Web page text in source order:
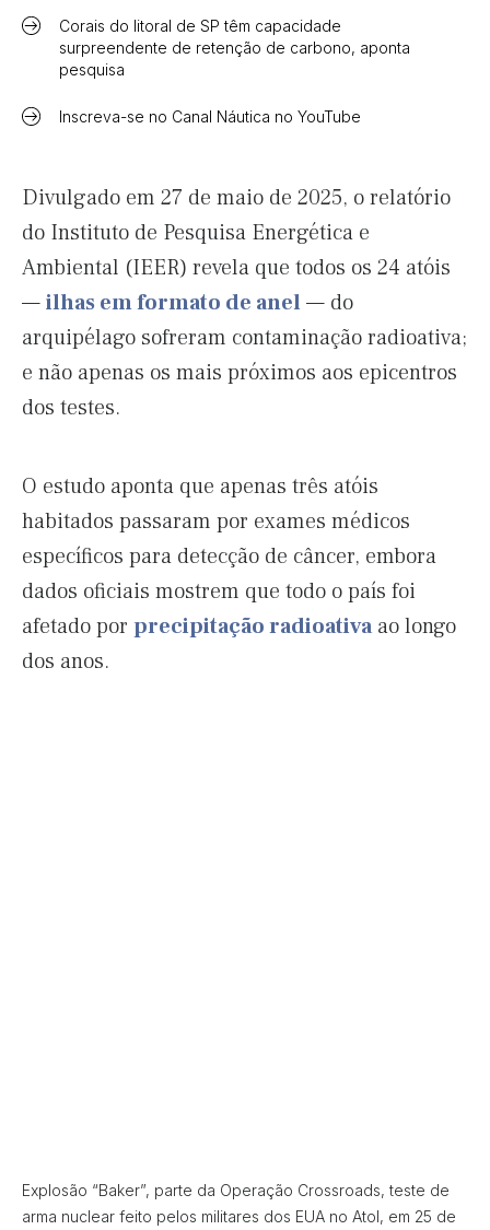
Corais do litoral de SP têm capacidade
surpreendente de retenção de carbono, aponta
pesquisa
Inscreva-se no Canal Náutica no YouTube
Divulgado em 27 de maio de 2025, o relatório
do Instituto de Pesquisa Energética e
Ambiental (IEER) revela que todos os 24 atóis
—ilhas em formato de anel — do
arquipélago sofreram contaminação radioativa;
e não apenas os mais próximos aos epicentros
dos testes.
O estudo aponta que apenas três atóis
habitados passaram por exames médicos
específicos para detecção de câncer, embora
dados oficiais mostrem que todo o país foi
afetado por precipitação radioativaao longo
dos anos.
Explosão “Baker”, parte da Operação Crossroads, teste de
arma nuclear feito pelos militares dos EUA no Atol, em 25 de